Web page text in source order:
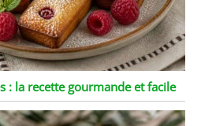
: la recette gourmande et facile